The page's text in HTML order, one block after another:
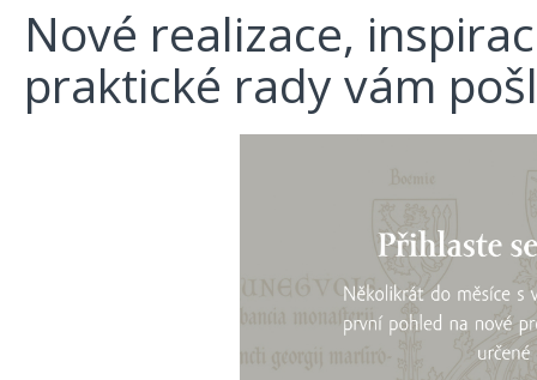
Nové realizace,
praktické rady vám